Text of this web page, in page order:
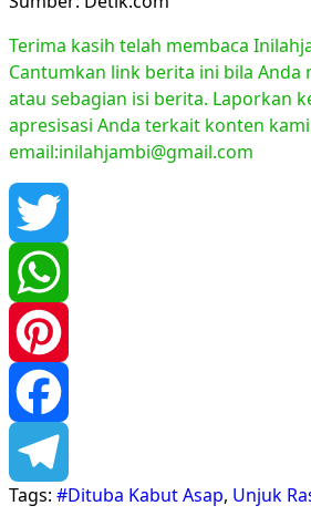
Terima kasih telah membaca
Cantumkan link berita ini bila Anda
atau sebagian isi berita. Laporkan
apresisasi Anda terkait konten
email:inilahjambi@gmail.com
Twitter
WhatsApp
Pinterest
Facebook
Tags: #Dituba Kabut Asap, Unjuk